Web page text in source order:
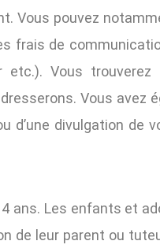
Vous pouvez
frais de
Vous
Vous avez
divulgation de
ans. Les enfants et
de leur parent ou